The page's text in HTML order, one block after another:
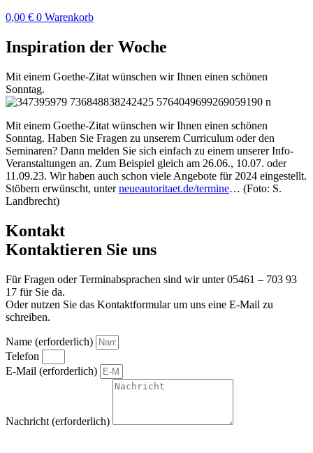
0,00 € 0 Warenkorb
Inspiration der Woche
Mit einem Goethe-Zitat wünschen wir Ihnen einen schönen
Sonntag.
Mit einem Goethe-Zitat wünschen wir Ihnen einen schönen
Sonntag. Haben Sie Fragen zu unserem Curriculum oder den
Seminaren? Dann melden Sie sich einfach zu einem unserer Info-
Veranstaltungen an. Zum Beispiel gleich am 26.06., 10.07. oder
11.09.23. Wir haben auch schon viele Angebote für 2024 eingestellt.
Stöbern erwünscht, unterneueautoritaet.de/termine… (Foto: S.
Landbrecht)
Kontakt
Kontaktieren Sie uns
Für Fragen oder Terminabsprachen sind wir unter 05461 – 703 93
17 für Sie da.
Oder nutzen Sie das Kontaktformular um uns eine E-Mail zu
schreiben.
Name (erforderlich)
Telefon
E-Mail (erforderlich)
Nachricht (erforderlich)